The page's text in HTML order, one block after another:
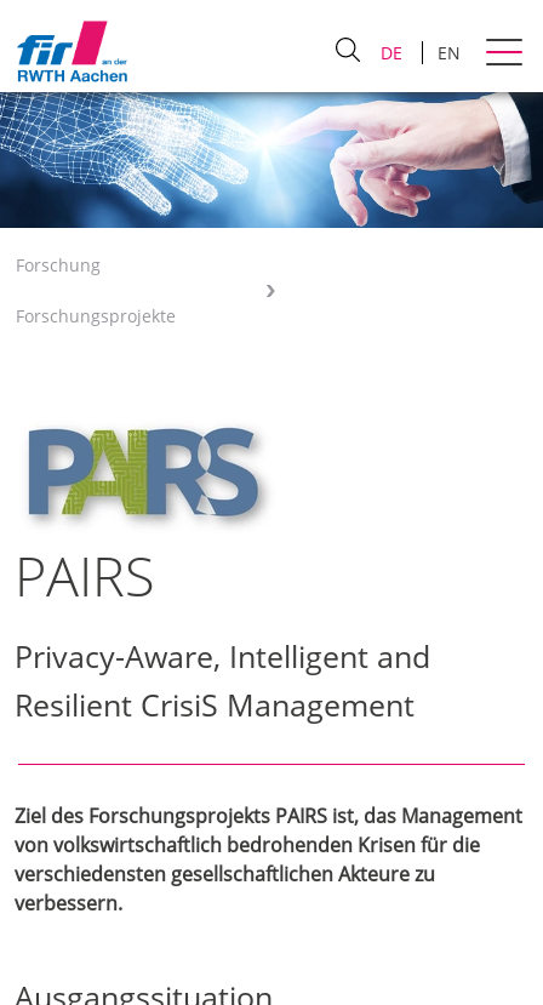
DE EN
Forschung
Forschungsprojekte
PAIRS
Privacy-Aware, Intelligent and
Resilient CrisiS Management
Ziel des Forschungsprojekts PAIRS ist, das Management
von volkswirtschaftlich bedrohenden Krisen für die
verschiedensten gesellschaftlichen Akteure zu
verbessern.
Ausgangssituation